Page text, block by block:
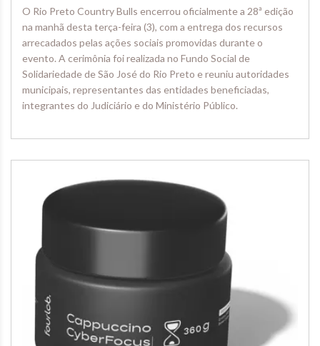
O Rio Preto Country Bulls encerrou oficialmente a 28ª edição
na manhã desta terça-feira (3), com a entrega dos recursos
arrecadados pelas ações sociais promovidas durante o
evento. A cerimônia foi realizada no Fundo Social de
Solidariedade de São José do Rio Preto e reuniu autoridades
municipais, representantes das entidades beneficiadas,
integrantes do Judiciário e do Ministério Público.